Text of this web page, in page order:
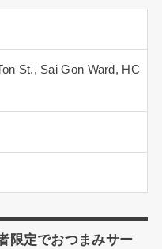
St., Sai Gon Ward, HC
限定でおつまみサー